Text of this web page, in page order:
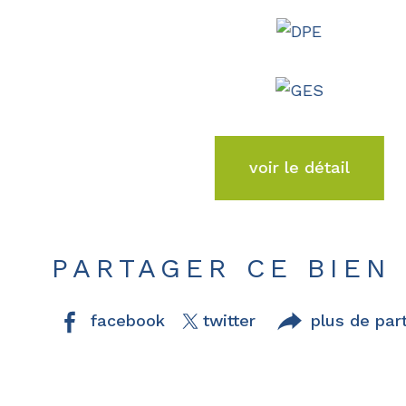
voir le détail
PARTAGER CE BIEN
facebook twitter plus de